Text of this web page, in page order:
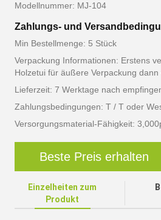
Modellnummer: MJ-104
Zahlungs- und
Min Bestellmenge: 5 Stück
Verpackung Informationen: Erstens
Holzetui für äußere Verpackung dann
Lieferzeit: 7 Werktage nach
Zahlungsbedingungen: T / T oder
Versorgungsmaterial-Fähigkeit:
Beste Preis erhalten
Einzelheiten zum
Produkt